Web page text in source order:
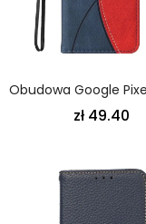
zł 49.40